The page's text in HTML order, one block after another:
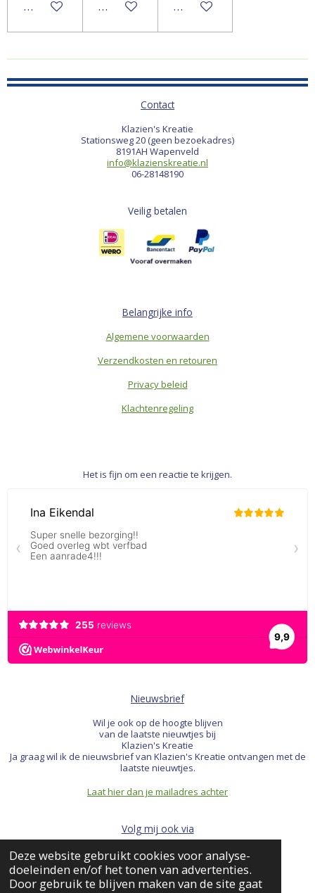
Deze website gebruikt cookies voor analyse-
doeleinden en/of het tonen van advertenties.
Door gebruik te blijven maken van de site gaat
In winkelwagenIn winkelwagenIn winkelwagen
Contact
Klazien's Kreatie
Stationsweg 20 (geen bezoekadres)
8191AH Wapenveld
info@klazienskreatie.nl
06-28148190
Veilig betalen
Belangrijke info
Algemene voorwaarden
Verzendkosten en retouren
Privacy beleid
Klachtenregeling
Het is fijn om een reactie te krijgen.
Nieuwsbrief
Wil je ook op de hoogte blijven
van de laatste nieuwtjes bij
Klazien's Kreatie
Ja graag wil ik de nieuwsbrief van Klazien's Kreatie ontvangen met de
laatste nieuwtjes.
Laat hier dan je mailadres achter
Volg mij ook via
F
a
I
n
W
h
© 2022 Klazien's Kreatie